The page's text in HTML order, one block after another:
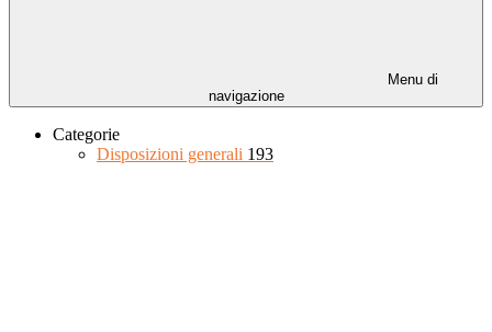
Menu di
navigazione
Categorie
Disposizioni generali 193